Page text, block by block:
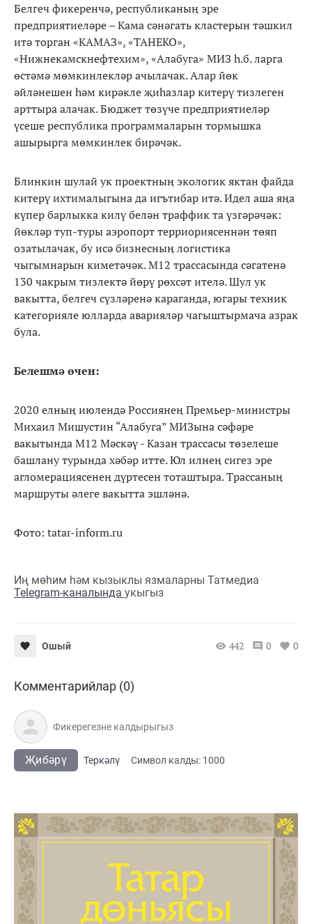
Белгеч фикеренчә, республиканың эре
предприятиеләре – Кама сәнәгать кластерын тәшкил
итә торган «КАМАЗ», «ТАНЕКО»,
«Нижнекамскнефтехим», «Алабуга» МИЗ һ.б. ларга
өстәмә мөмкинлекләр ачылачак. Алар йөк
әйләнешен һәм кирәкле җиһазлар китерү тизлеген
арттыра алачак. Бюджет төзүче предприятиеләр
үсеше республика программаларын тормышка
ашырырга мөмкинлек бирәчәк.
Блинкин шулай ук проектның экологик яктан файда
китерү ихтималыгына да игътибар итә. Идел аша яңа
күпер барлыкка килү белән траффик та үзгәрәчәк:
йөкләр туп-туры аэропорт терриориясеннән төяп
озатылачак, бу исә бизнесның логистика
чыгымнарын киметәчәк. М12 трассасында сәгатенә
130 чакрым тизлектә йөрү рөхсәт ителә. Шул ук
вакытта, белгеч сүзләренә караганда, югары техник
категорияле юлларда аварияләр чагыштырмача азрак
була.
Белешмә өчен:
2020 елның июлендә Россиянең Премьер-министры
Михаил Мишустин “Алабуга” МИЗына сәфәре
вакытында М12 Мәскәү - Казан трассасы төзелеше
башлану турында хәбәр итте. Юл илнең сигез эре
агломерациясенең дүртесен тоташтыра. Трассаның
маршруты әлеге вакытта эшләнә.
Фото: tatar-inform.ru
Иң мөһим һәм кызыклы язмаларны Татмедиа
Telegram-каналында укыгыз
Ошый 442 0 0
Комментарийлар (0)
Җибәрү Теркәлү Cимвол калды: 1000